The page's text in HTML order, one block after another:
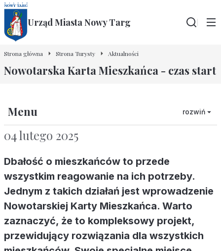
Urząd Miasta Nowy Targ
Strona główna Strona Turysty Aktualności
Nowotarska Karta Mieszkańca - czas start
Menu rozwiń
04 lutego 2025
Dbałość o mieszkańców to przede
wszystkim reagowanie na ich potrzeby.
Jednym z takich działań jest wprowadzenie
Nowotarskiej Karty Mieszkańca. Warto
zaznaczyć, że to kompleksowy projekt,
przewidujący rozwiązania dla wszystkich